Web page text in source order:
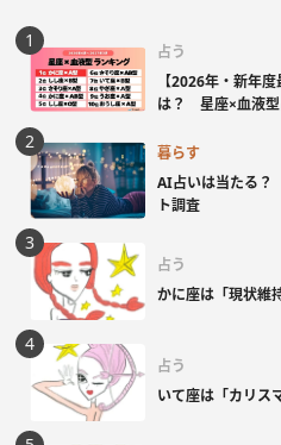
占う
【2026年・新年
は？ 星座×血液型
暮らす
AI占いは当たる？
ト調査
占う
かに座は「現状維
占う
いて座は「カリス